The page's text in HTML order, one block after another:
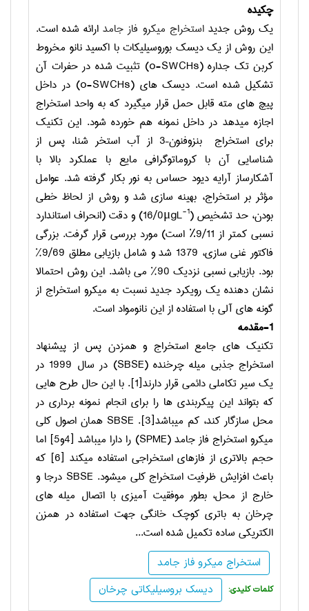
چکیده
یک روش جدیداستخراج میکرو فاز جامدارائه شده است.
این روش از یک دیسک بوروسیلیکات با اکسید نانو مخروط
کربن تک جداره (o-SWCHs) تثبیت شده در حفرات آن
تشکیل شده است. دیسک های (o-SWCHs) در داخل
پیچ های مته قابل حمل قرار می­گیرد که به واحد استخراج
اجازه می­دهد در داخل نمونه هم خورده شود. این تکنیک
برای استخراج بنزوفنون–3 از آب استخر شنا، پس از
شناسایی آن با کروماتوگرافی مایع با عملکرد بالا با
آشکارساز آرایه دیود حساس به نور بکار گرفته شد. عوامل
مؤثر بر استخراج، بهینه سازی شد و روش از لحاظ خطی
بودن، حد تشخیص ( μgL-1
16/0) و دقت (انحراف استاندارد
نسبی کمتر از 9/11٪ است) مورد بررسی قرار گرفت. بزرگی
فاکتور غنی سازی، 1379 شد و شامل بازیابی مطلق 9/69%
بود. بازیابی نسبی نزدیک 90% می باشد. این روش احتمالا
نشان دهنده یک رویکرد جدید نسبت به میکرو استخراج از
گونه های آلی با استفاده از این نانومواد است.
1-مقدمه
تکنیک های جامع استخراج و همزدن پس از پیشنهاد
استخراج جذبی میله چرخنده (SBSE
) در سال 1999 در
یک سیر تکاملی دائمی قرار دارند[1]. با این حال طرح هایی
که بتواند این پیکربندی ها را برای انجام نمونه برداری در
محل سازگار کند، کم می­باشد[3].
SBSE همان اصول کلی
میکرو استخراج فاز جامد (SPME
) را دارا می­باشد [4و5] اما
حجم بالاتری از فازهای استخراجی استفاده می­کند [6] که
باعث افزایش ظرفیت استخراج کلی میشود. SBSE درجا و
خارج از محل، بطور موفقیت آمیزی با اتصال میله های
چرخان به باتری کوچک خانگی جهت استفاده در همزن
الکتریکی ساده تکمیل شده است...
استخراج میکرو فاز جامد
دیسک بروسیلیکاتی چرخان
:کلمات کلیدی